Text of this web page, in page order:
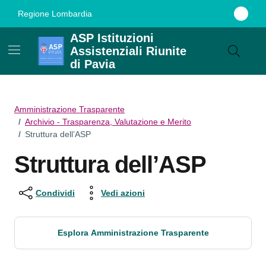
Regione Lombardia
ASP Istituzioni
Assistenziali Riunite
di Pavia
Amministrazione Trasparente
/ Archivio - Trasparenza, Valutazione e Merito
/ Struttura dell’ASP
Struttura dell’ASP
Condividi Vedi azioni
Esplora Amministrazione Trasparente